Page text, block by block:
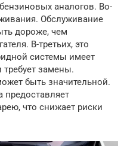
аналогов. Во-
Обслуживание
дороже, чем
В-третьих, это
системы имеет
замены.
быть значительной.
предоставляет
что снижает риски